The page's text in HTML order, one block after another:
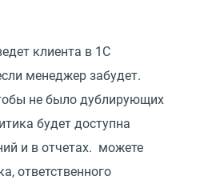
клиента в 1C
менеджер забудет.
не было дублирующих
будет доступна
и в отчетах. можете
ответственного